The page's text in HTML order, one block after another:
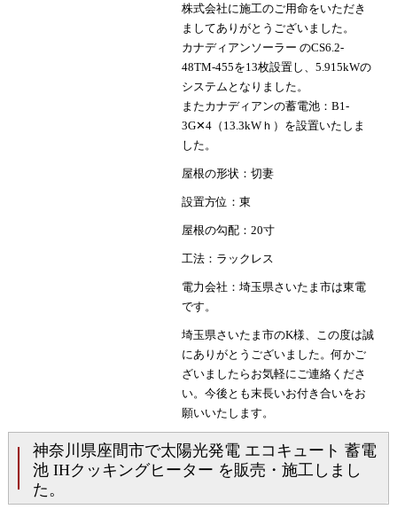
株式会社に施工のご用命をいただき
ましてありがとうございました。
カナディアンソーラー のCS6.2-
48TM-455を13枚設置し、5.915kWの
システムとなりました。
またカナディアンの蓄電池：B1-
3G✕4（13.3kWｈ）を設置いたしま
した。
屋根の形状：切妻
設置方位：東
屋根の勾配：20寸
工法：ラックレス
電力会社：埼玉県さいたま市は東電
です。
埼玉県さいたま市のK様、この度は誠
にありがとうございました。何かご
ざいましたらお気軽にご連絡くださ
い。今後とも末長いお付き合いをお
願いいたします。
神奈川県座間市で太陽光発電 エコキュート 蓄電
池 IHクッキングヒーター を販売・施工しまし
た。